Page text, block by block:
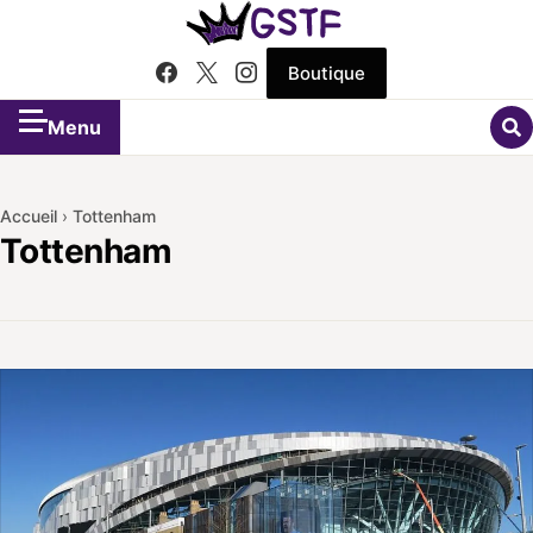
Boutique
Menu
Accueil › Tottenham
Tottenham